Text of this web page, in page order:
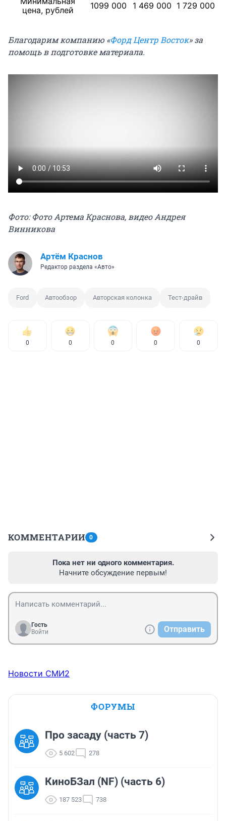
цена, рублей
1099 000 1 469 000 1 729 000
Благодарим компанию «Форд Центр Восток» за
помощь в подготовке материала.
Фото: Фото Артема Краснова, видео Андрея
Винникова
Артём Краснов
Редактор раздела «Авто»
Ford Автообзор Авторская колонка Тест-драйв
0 0 0 0 0
КОММЕНТАРИИ 0
Пока нет ни одного комментария.
Начните обсуждение первым!
Гость
Войти
Отправить
Новости СМИ2
ФОРУМЫ
Про засаду (часть 7)
5 602 278
КиноБЗал (NF) (часть 6)
187 523 738